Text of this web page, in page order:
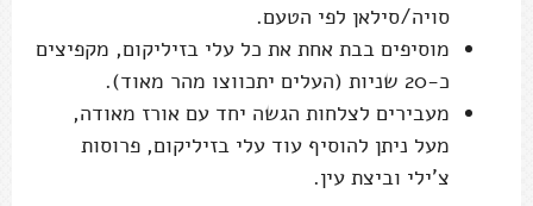
סויה/סילאן לפי הטעם.
מוסיפים בבת אחת את כל עלי בזיליקום, מקפיצים
כ-20 שניות (העלים יתכווצו מהר מאוד).
מעבירים לצלחות הגשה יחד עם אורז מאודה,
מעל ניתן להוסיף עוד עלי בזיליקום, פרוסות
צ'ילי וביצת עין.